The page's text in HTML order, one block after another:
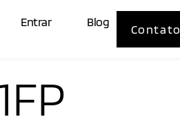
Entrar Blog
Contato